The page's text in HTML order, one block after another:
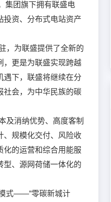
集团旗下拥有联盛电
投资、分布式电站资产
，为联盛提供了全新的
，更是为联盛实现跨越
遇下，联盛将继续在分
社会，为中华民族的碳
及消纳优势、高度客制
、规模化交付、风险收
化的运营和综合用能服
型、源网荷储一体化的
式——“零碳新城计
获取验证码